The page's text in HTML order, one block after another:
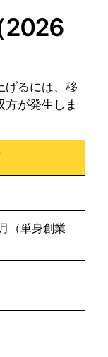
2026
げるには、移
方が発生しま
（単身創業